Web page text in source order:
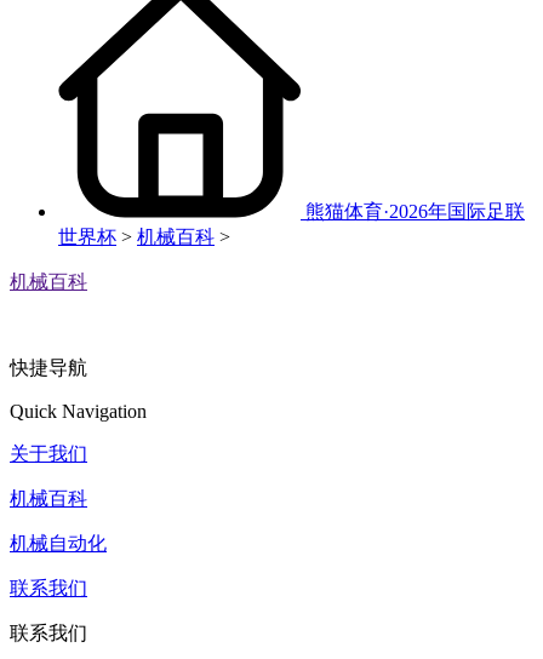
熊猫体育·2026年国际足联
世界杯 > 机械百科 >
机械百科
快捷导航
Quick Navigation
关于我们
机械百科
机械自动化
联系我们
联系我们